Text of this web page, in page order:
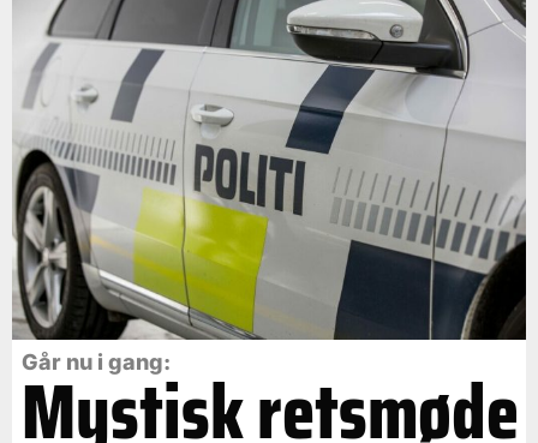
Går nu i gang:
Mystisk retsmøde